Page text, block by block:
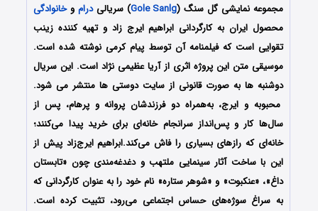
مجموعه نمایشی گل سنگ (Gole Sanlg) سریالیدرام وخانوادگی
محصول ایران به کارگردانی ابراهیم ایرج زاد و تهیه کننده زینب
تقوایی است که فیلمنامه آن توسط پیام کرمی نوشته شده است.
موسیقی متن این پروژه اثری از آریا عظیمی نژاد است. این سریال
دوشنبه ها به صورت قانونی از سایت دوستی ها منتشر می شود.
محبوبه و ایرج، به‌همراه دو فرزندشان پروانه و پرهام، پس از
سال‌ها کار و پس‌انداز سرانجام خانه‌ای برای خرید پیدا می‌کنند؛
خانه‌ای که رازهای بسیاری را فاش می‌کند.ابراهیم ایرج‌زاد پیش از
این با ساخت آثار سینمایی ملتهب و دغدغه‌مندی چون «تابستان
داغ»، «عنکبوت» و «شوهر ستاره» نام خود را به عنوان کارگردانی که
به سراغ سوژه‌های حساس اجتماعی می‌رود، تثبیت کرده است.